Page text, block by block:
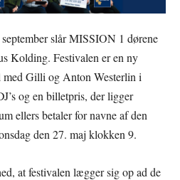
slår MISSION 1 dørene
Kolding. Festivalen er en ny
med Gilli og Anton Westerlin i
og en billetpris, der ligger
ellers betaler for navne af den
den 27. maj klokken 9.
at festivalen lægger sig op ad de